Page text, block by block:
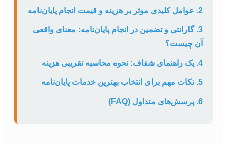
2. عوامل کلیدی موثر بر هزینه و قیمت انجام پایان‌نامه
3. گارانتی و تضمین در انجام پایان‌نامه: معنای واقعی
آن چیست؟
4. یک راهنمای شفاف: نحوه محاسبه تقریبی هزینه
5. نکات مهم برای انتخاب بهترین خدمات پایان‌نامه
6. پرسش‌های متداول (FAQ)